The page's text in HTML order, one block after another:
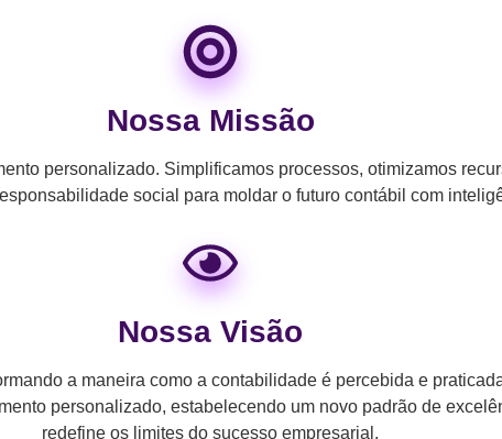
Nossa Missão
personalizado. Simplificamos processos, otimizamos
social para moldar o futuro contábil com
Nossa Visão
a maneira como a contabilidade é percebida e
personalizado, estabelecendo um novo padrão de
redefine os limites do sucesso empresarial.